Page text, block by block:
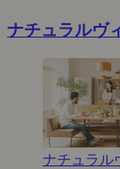
ナチュラルヴ
ナチュラル